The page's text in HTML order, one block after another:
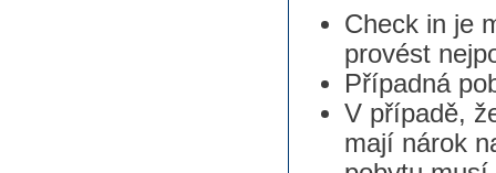
Check in je
provést
Případná
V případě,
mají nárok